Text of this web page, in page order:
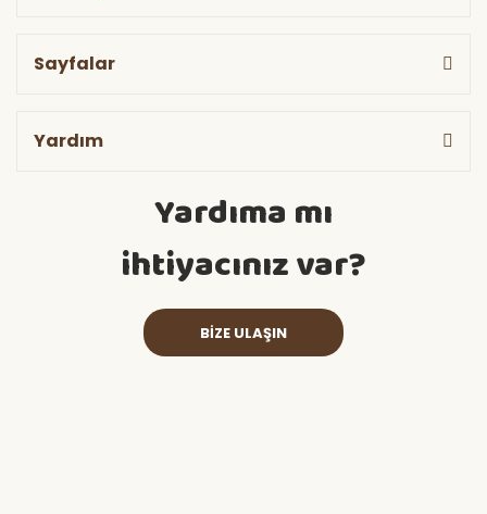
Sayfalar
Yardım
Yardıma mı
ihtiyacınız var?
BİZE ULAŞIN